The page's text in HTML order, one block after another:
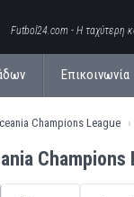
Futbol24.com - Η ταχύτερη
Επικοινωνία
Champions League